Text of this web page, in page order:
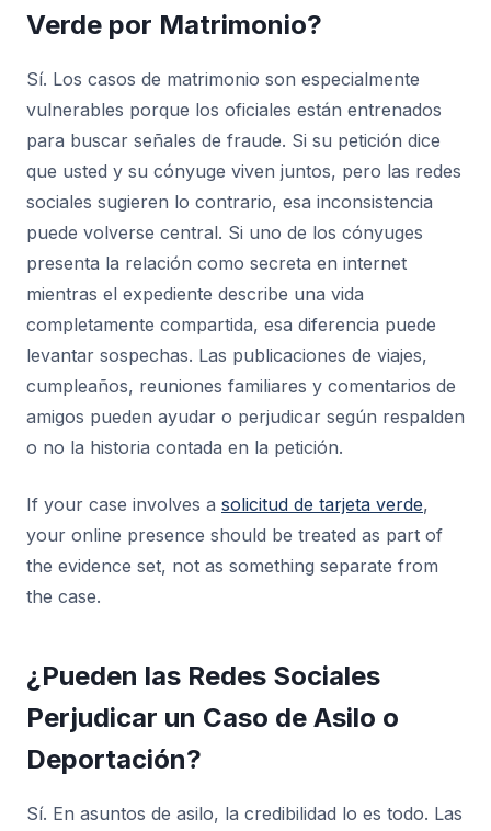
Verde por Matrimonio?
Sí. Los casos de matrimonio son especialmente
vulnerables porque los oficiales están entrenados
para buscar señales de fraude. Si su petición dice
que usted y su cónyuge viven juntos, pero las redes
sociales sugieren lo contrario, esa inconsistencia
puede volverse central. Si uno de los cónyuges
presenta la relación como secreta en internet
mientras el expediente describe una vida
completamente compartida, esa diferencia puede
levantar sospechas. Las publicaciones de viajes,
cumpleaños, reuniones familiares y comentarios de
amigos pueden ayudar o perjudicar según respalden
o no la historia contada en la petición.
If your case involves a solicitud de tarjeta verde,
your online presence should be treated as part of
the evidence set, not as something separate from
the case.
¿Pueden las Redes Sociales
Perjudicar un Caso de Asilo o
Deportación?
Sí. En asuntos de asilo, la credibilidad lo es todo. Las